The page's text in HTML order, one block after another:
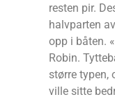
resten pir.
halvparten
opp i båten.
Robin.
større typen,
ville sitte